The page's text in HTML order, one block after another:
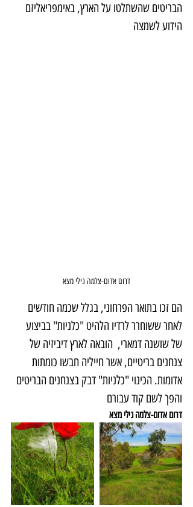
הבריטים שהשתלטו על הארץ, באימפריאליזם
הידוע לשמצה
דרום אדום-צלמה גילי מצא
הם זכו בתואר הפרחוני, בגלל שכמה חודשים
לאחר ששוחרר לרדיו הלהיט "כלניות" בביצוע
של שושנה דמארי,  הובאה לארץ דיביזיה של
צנחנים בריטיים, אשר חייליה חבשו כומתות
אדומות. הכינוי "כלניות" דבק בצנחנים הבריטים
והפך לשם קוד עבורם
דרום אדום-צלמה גילי מצא